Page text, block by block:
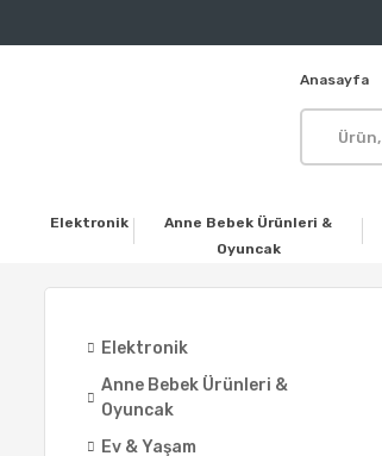
Anasayfa
Elektronik
Anne Bebek Ürünleri &
Oyuncak
Elektronik
Anne Bebek Ürünleri &
Oyuncak
Ev & Yaşam